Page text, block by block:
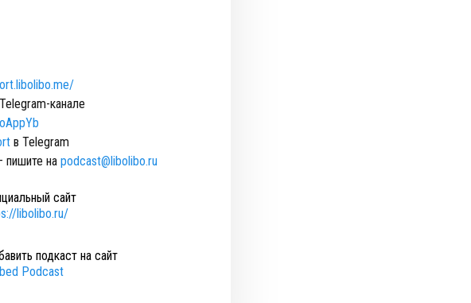
канале
в Telegram
пишите на podcast@libolibo.ru
сайт
libolibo.ru/
подкаст на сайт
Podcast